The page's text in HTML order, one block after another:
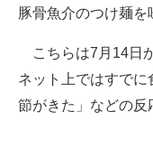
進化するPCとデバイ
好きが集まる 比べ
ビジネスと働き方の
豚骨魚介のつけ麺を
こちらは7月14日
ネット上ではすで
節がきた」などの反